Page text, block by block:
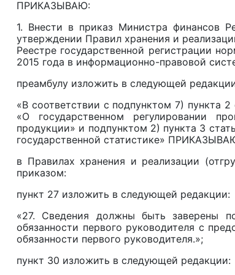
ПРИКАЗЫВАЮ:
1. Внести в приказ Министра финансов
утверждении Правил хранения и
Реестре государственной регистрации
2015 года в информационно-правовой
преамбулу изложить в следующей
«В соответствии с подпунктом 7) пункта
«О государственном регулировании
продукции» и подпунктом 2) пункта 3
государственной статистике»
в Правилах хранения и реализации
приказом:
пункт 27 изложить в следующей редакции:
«27. Сведения должны быть заверены
обязанности первого руководителя с
обязанности первого руководителя.»;
пункт 30 изложить в следующей редакции: